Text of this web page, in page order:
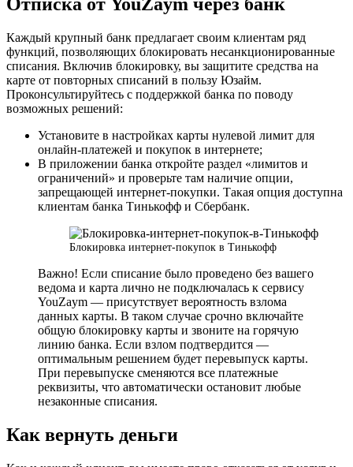
Каждый крупный банк предлагает своим клиентам ряд
функций, позволяющих блокировать несанкционированные
списания. Включив блокировку, вы защитите средства на
карте от повторных списаний в пользу Юзайм.
Проконсультируйтесь с поддержкой банка по поводу
возможных решений:
Установите в настройках карты нулевой лимит для
онлайн-платежей и покупок в интернете;
В приложении банка откройте раздел «лимитов и
ограничений» и проверьте там наличие опции,
запрещающей интернет-покупки. Такая опция доступна
клиентам банка Тинькофф и Сбербанк.
Блокировка интернет-покупок в Тинькофф
Важно! Если списание было проведено без вашего
ведома и карта лично не подключалась к сервису
YouZaym — присутствует вероятность взлома
данных карты. В таком случае срочно включайте
общую блокировку карты и звоните на горячую
линию банка. Если взлом подтвердится —
оптимальным решением будет перевыпуск карты.
При перевыпуске сменяются все платежные
реквизиты, что автоматически остановит любые
незаконные списания.
Как вернуть деньги